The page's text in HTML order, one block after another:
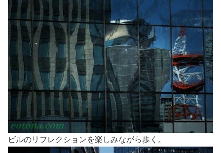
ビルのリフレクションを楽しみながら歩く。